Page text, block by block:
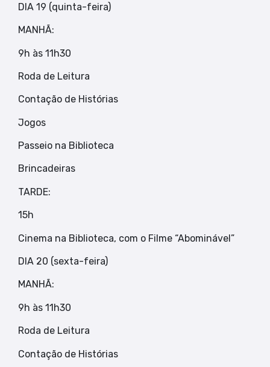
DIA 19 (quinta-feira)
MANHÃ:
9h às 11h30
Roda de Leitura
Contação de Histórias
Jogos
Passeio na Biblioteca
Brincadeiras
TARDE:
15h
Cinema na Biblioteca, com o Filme “Abominável”
DIA 20 (sexta-feira)
MANHÃ:
9h às 11h30
Roda de Leitura
Contação de Histórias